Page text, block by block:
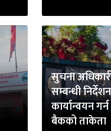
सुचना
सम्बन्धी निर्देशन
कार्यान्वयन गर्न
बैकको ताकेता